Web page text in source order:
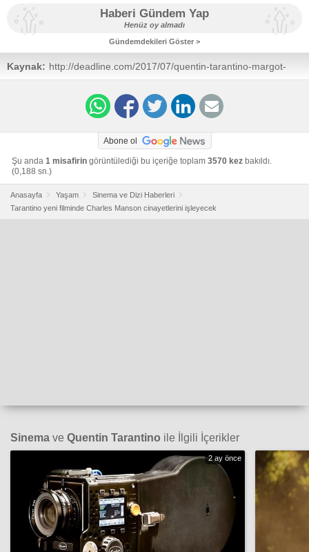
Haberi Gündem Yap
Henüz oy almadı
Gündemdekileri Göster >
Kaynak: http://deadline.com/2017/07/quentin-tarantino-margot-
robbie-sharon-tate-manson-murders-brad-pitt-
Abone ol
Şu anda 1 misafirin görüntülediği bu içeriğe toplam 3570 kez bakıldı.
(0,188 sn.)
Anasayfa Yaşam
Sinema ve Dizi Haberleri
Tarantino yeni filminde Charles Manson cinayetlerini işleyecek
Sinema ve Quentin Tarantino ile İlgili İçerikler
2 ay önce